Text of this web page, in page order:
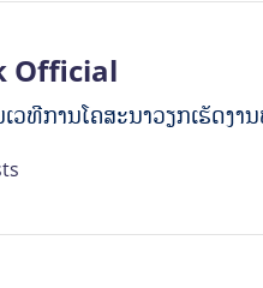
Official
ເວ​ທີ​ການ​ໂຄ​ສະ​ນາ​ວຽກ​ເຮັດ​ງ